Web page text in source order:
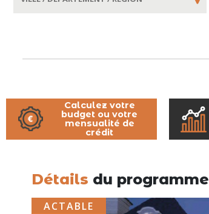
Calculez votre
budget ou votre
mensualité de
crédit
Détails du programme
ACTABLE